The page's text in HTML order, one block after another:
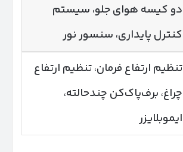
دو کیسه هوای جلو، سیستم
کنترل پایداری، سنسور نور
تنظیم ارتفاع فرمان، تنظیم ارتفاع
چراغ، برف‌پاک‌کن چندحالته،
ایموبلایزر